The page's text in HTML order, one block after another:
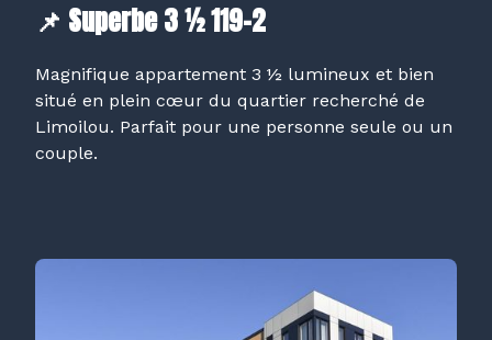
📌 Superbe 3 ½ 119-2
Magnifique appartement 3 ½ lumineux et bien
situé en plein cœur du quartier recherché de
Limoilou. Parfait pour une personne seule ou un
couple.